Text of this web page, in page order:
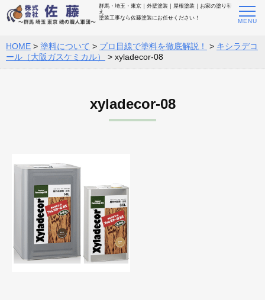
群馬・埼玉・東京｜外壁塗装｜屋根塗装｜お家の塗り替
え
塗装工事なら佐藤塗装にお任せください！
HOME > 塗料について > プロ目線で塗料を徹底解説！ > キシラデコ
ール（大阪ガスケミカル）
> xyladecor-08
xyladecor-08